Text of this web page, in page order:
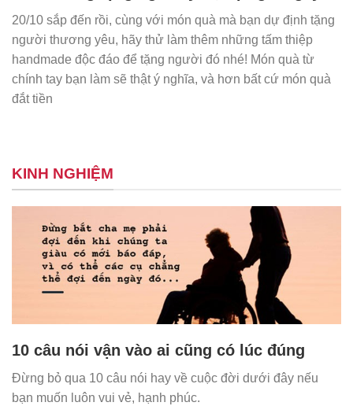
20/10 sắp đến rồi, cùng với món quà mà bạn dự định tặng
người thương yêu, hãy thử làm thêm những tấm thiệp
handmade độc đáo để tặng người đó nhé! Món quà từ
chính tay bạn làm sẽ thật ý nghĩa, và hơn bất cứ món quà
đắt tiền
KINH NGHIỆM
10 câu nói vận vào ai cũng có lúc đúng
Đừng bỏ qua 10 câu nói hay về cuộc đời dưới đây nếu
bạn muốn luôn vui vẻ, hạnh phúc.